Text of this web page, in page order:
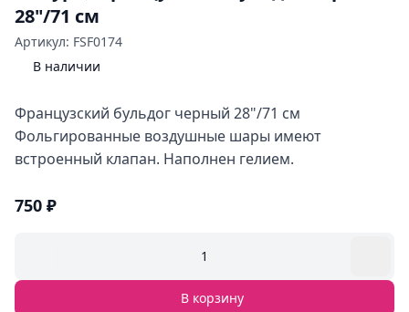
28"/71 см
Артикул: FSF0174
В наличии
Французский бульдог черный 28"/71 см
Фольгированные воздушные шары имеют
встроенный клапан. Наполнен гелием.
750 ₽
1
В корзину